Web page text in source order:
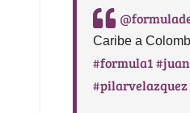
Caribe a
#formula1
#pilarvelazquez